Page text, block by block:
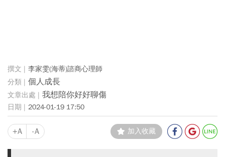
李家雯(海蒂)諮商心理師
個人成長
我想陪你好好聊傷
2024-01-19 17:50
+A -A 加入收藏